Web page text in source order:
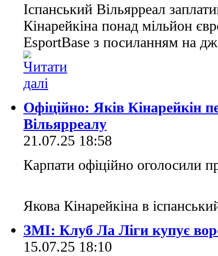
Іспанський Вільярреал
Кінарейкіна понад мільйон
EsportBase з посиланням на
Офіційно: Яків Кінарейкін
Вільярреалу
21.07.25 18:58
Карпати офіційно оголосили
Якова Кінарейкіна в
ЗМІ: Клуб Ла Ліги купує
15.07.25 18:10